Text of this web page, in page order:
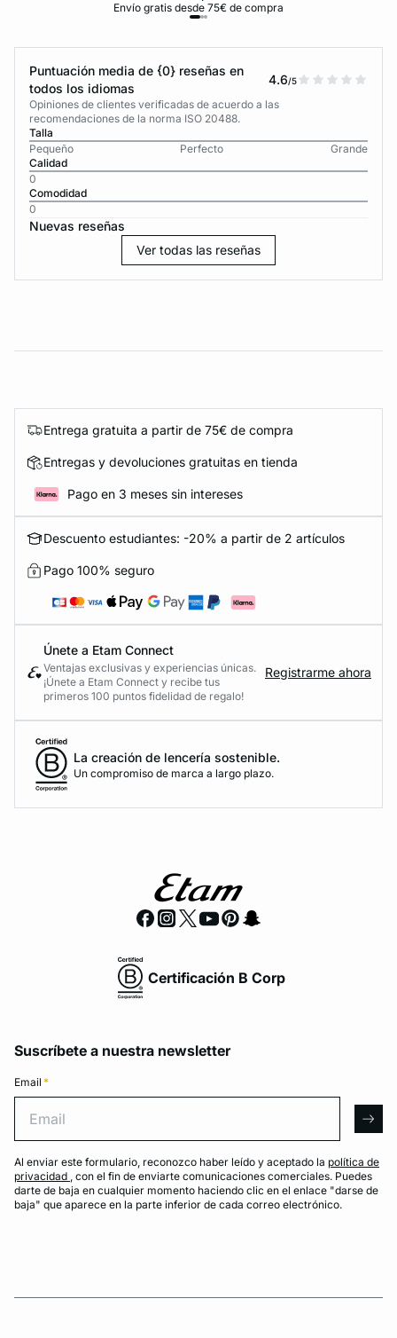
Envío gratis desde 75€ de compra
Puntuación media de {0} reseñas en
todos los idiomas
4.6/5
Opiniones de clientes verificadas de acuerdo a las
recomendaciones de la norma ISO 20488.
Talla
Pequeño
Perfecto
Grande
Calidad
0
Comodidad
0
Nuevas reseñas
Ver todas las reseñas
Entrega gratuita a partir de 75€ de compra
Entregas y devoluciones gratuitas en tienda
Pago en 3 meses sin intereses
Descuento estudiantes: -20% a partir de 2 artículos
Pago 100% seguro
Únete a Etam Connect
Ventajas exclusivas y experiencias únicas.
¡Únete a Etam Connect y recibe tus
primeros 100 puntos fidelidad de regalo!
Registrarme ahora
La creación de lencería sostenible.
Un compromiso de marca a largo plazo.
Certificación B Corp
Suscríbete a nuestra newsletter
Email *
Al enviar este formulario, reconozco haber leído y aceptado la política de
privacidad , con el fin de enviarte comunicaciones comerciales. Puedes
darte de baja en cualquier momento haciendo clic en el enlace "darse de
baja" que aparece en la parte inferior de cada correo electrónico.